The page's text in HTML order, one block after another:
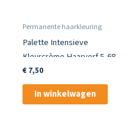
Permanente haarkleuring
Palette Intensieve
Kleurcrème Haarverf 5-68
Kastanje
€7,50
In winkelwagen